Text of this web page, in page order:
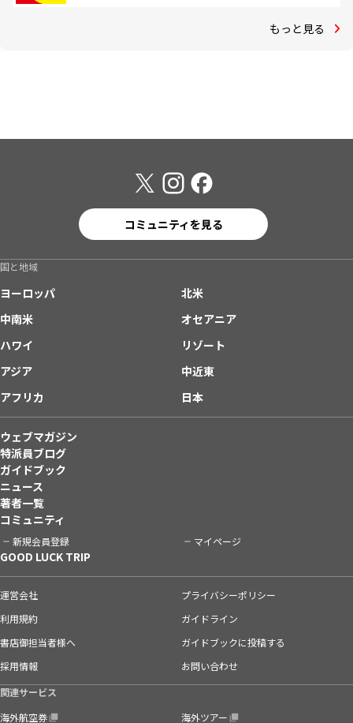
もっと見る
コミュニティを見る
国と地域
ヨーロッパ
北米
中南米
オセアニア
ハワイ
リゾート
アジア
中近東
アフリカ
日本
ウェブマガジン
特派員ブログ
ガイドブック
ニュース
著者一覧
コミュニティ
新規会員登録 マイページ
GOOD LUCK TRIP
運営会社
プライバシーポリシー
利用規約
ガイドライン
書店御担当者様へ
ガイドブックに投稿する
採用情報
お問い合わせ
関連サービス
海外航空券
海外ツアー